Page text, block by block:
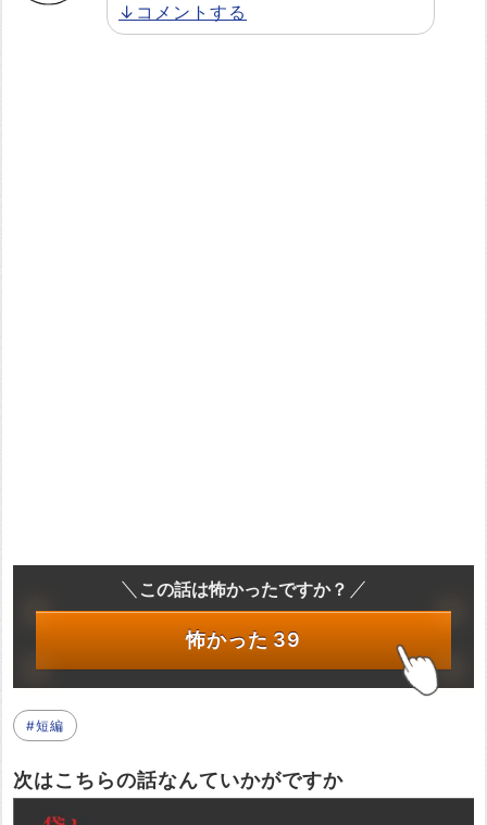
↓コメントする
この話は怖かったですか？
怖かった 39
#短編
次はこちらの話なんていかがですか